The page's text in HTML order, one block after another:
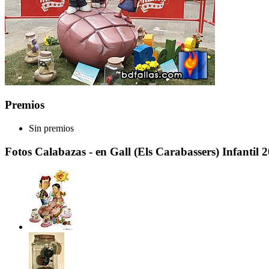
Premios
Sin premios
Fotos Calabazas - en Gall (Els Carabassers) Infantil